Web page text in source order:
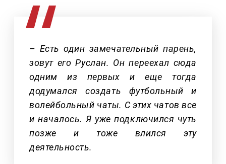
– Есть один замечательный парень,
зовут его Руслан. Он переехал сюда
одним из первых и еще тогда
додумался создать футбольный и
волейбольный чаты. С этих чатов все
и началось. Я уже подключился чуть
позже и тоже влился эту
деятельность.